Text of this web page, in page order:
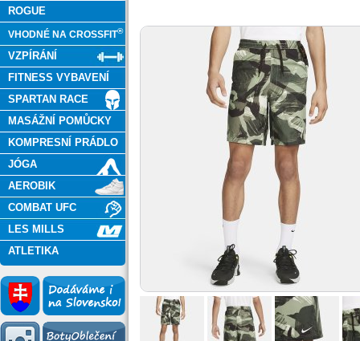
ROGUE
VHODNÉ NA CROSSFIT®
VZPÍRÁNÍ
FITNESS VYBAVENÍ
SPARTAN RACE
MASÁŽNÍ POMŮCKY
KOMPRESNÍ PRÁDLO
JÓGA
AEROBIK
COMBAT UFC
LES MILLS
ATLETIKA